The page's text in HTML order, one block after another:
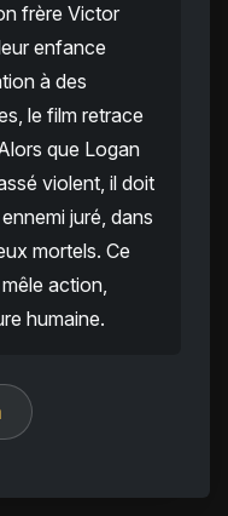
frère Victor
enfance
à des
le film retrace
que Logan
violent, il doit
juré, dans
mortels. Ce
action,
humaine.